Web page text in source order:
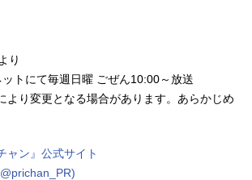
り
トにて毎週日曜 ごぜん10:00～放送
より変更となる場合があります。あらかじめ
ャン』公式サイト